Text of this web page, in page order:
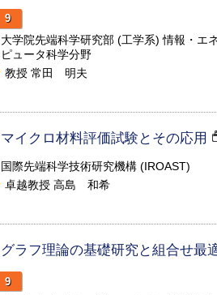
9
大学院先端科学研究部 (工学系) 情報・
ピュータ科学分野
教授 常田 明夫
マイクロ材料評価試験とその応用
国際先端科学技術研究機構 (IROAST)
卓越教授 高島 和希
グラフ理論の基礎研究と組合せ最
9